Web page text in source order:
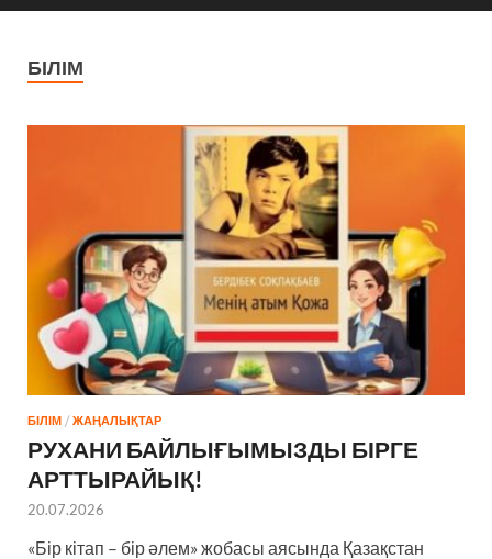
БІЛІМ
БІЛІМ / ЖАҢАЛЫҚТАР
РУХАНИ БАЙЛЫҒЫМЫЗДЫ БІРГЕ
АРТТЫРАЙЫҚ!
20.07.2026
«Бір кітап – бір әлем» жобасы аясында Қазақстан